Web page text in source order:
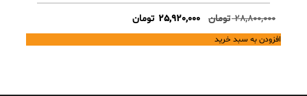
28,800,000 تومان
Original
price
was:
25,920,000 تومانCurrent
price
is:
افزودن به سبد خرید